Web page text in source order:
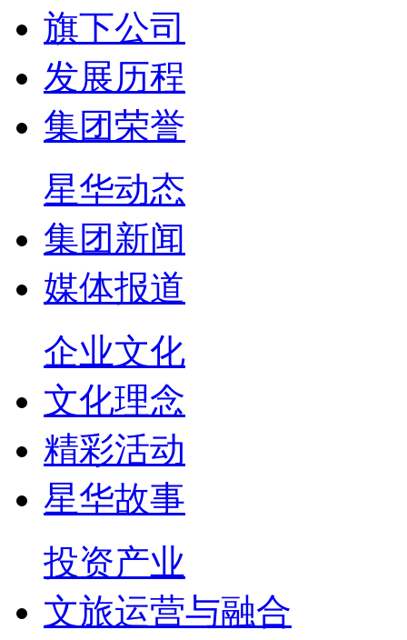
旗下公司
发展历程
集团荣誉
星华动态
集团新闻
媒体报道
企业文化
文化理念
精彩活动
星华故事
投资产业
文旅运营与融合